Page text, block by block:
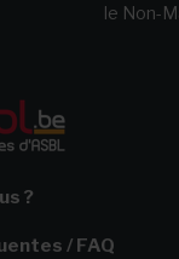
le Non-
?
/ FAQ